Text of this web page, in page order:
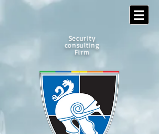
Security
consulting
Firm